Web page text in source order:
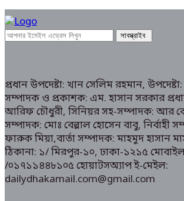
প্রধান উপদেষ্টা: খান সেলিম রহমান,
সম্পাদক ও প্রকাশক: এম. হাসান সরকার
আরিফ চৌধুরী, সিনিয়র সহ-সম্পাদক: আর কে
সম্পাদক: মোঃ বেল্লাল হোসেন বাবু, নির্বাহী
ফারুক মিয়া,বার্তা সম্পাদক: মাহমুদ হাসান
ঠিকানা: ১/ মিরপুর-১০, ঢাকা-১২১৫
/০১৭১১৪৪৮১০৫ হোয়াটসঅ্যাপ ই-মেইল:
dailydhakamail.com@gmail.com